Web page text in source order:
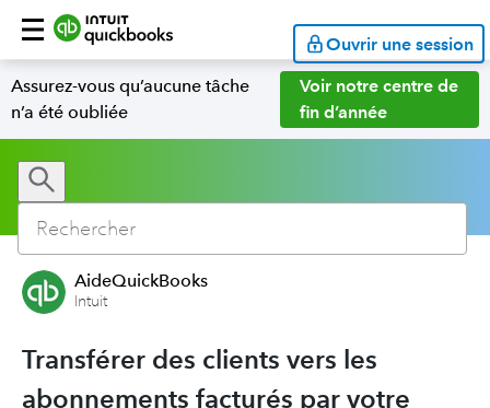
Ouvrir une session
Assurez-vous qu’aucune tâche
n’a été oubliée
Voir notre centre de
fin d’année
AideQuickBooks
Intuit
Transférer des clients vers les
abonnements facturés par votre